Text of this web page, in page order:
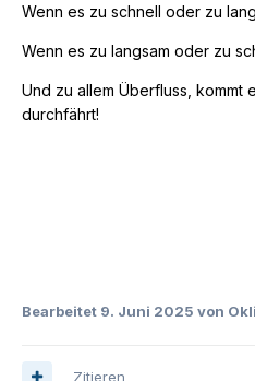
Wenn es zu schnell oder zu
Wenn es zu langsam oder zu
Und zu allem Überfluss, kommt
durchfährt!
Bearbeitet 9. Juni 2025 von
Zitieren